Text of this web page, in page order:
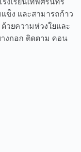
งเรียนเทพศิรินทร์
ข็ง และสามารถก้าว
วยความห่วงใยและ
างกอก ติดตาม คอน